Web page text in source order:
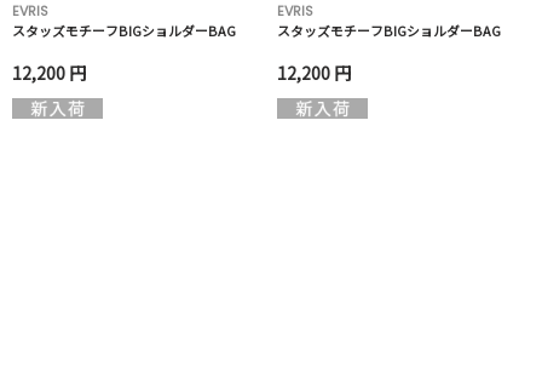
EVRIS
スタッズモチーフBIGショルダーBAG
12,200 円
EVRIS
スタッズモチーフBIGショルダーBAG
12,200 円